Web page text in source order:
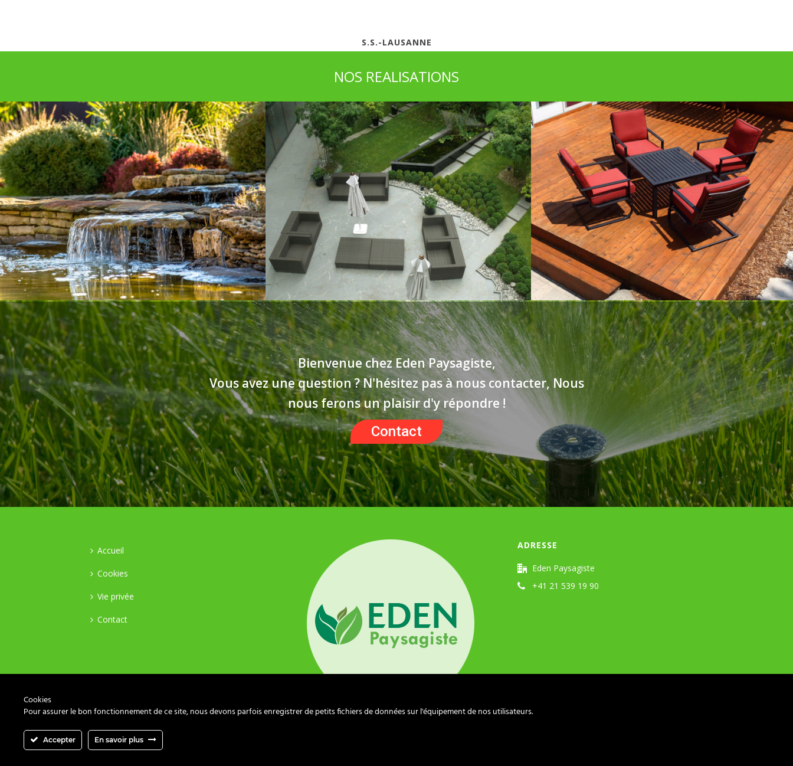
S.S.-LAUSANNE
NOS REALISATIONS
Bienvenue chez Eden Paysagiste,
Vous avez une question ? N'hésitez pas à nous contacter, Nous
nous ferons un plaisir d'y répondre !
Contact
Accueil
Cookies
Vie privée
Contact
ADRESSE
Eden Paysagiste
+41 21 539 19 90
Copyright All Rights Reserved © 2017 - 2026
Cookies
Pour assurer le bon fonctionnement de ce site, nous devons parfois enregistrer de petits fichiers de données sur l'équipement de nos utilisateurs.
Accepter En savoir plus